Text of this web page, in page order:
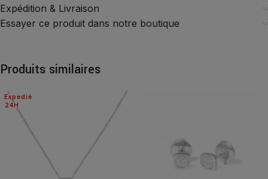
Expédition & Livraison
Essayer ce produit dans notre boutique
Produits similaires
24H
Expédié